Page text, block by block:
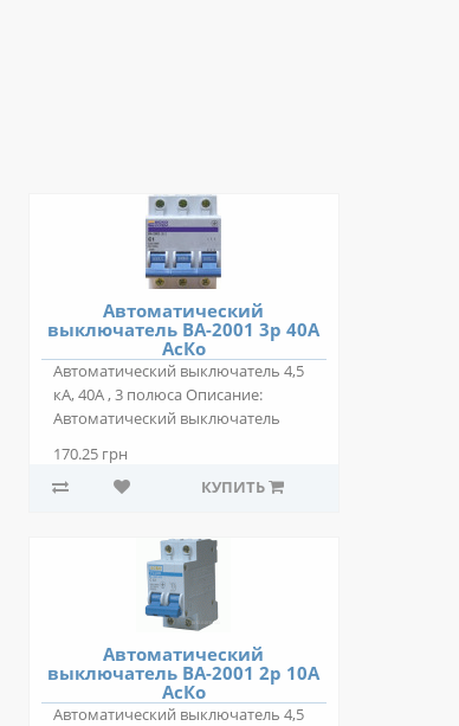
Автоматический
выключатель ВА-2001 3р 40А
АсКо
Автоматический выключатель 4,5
кА, 40А , 3 полюса Описание:
Автоматический выключатель
170.25 грн
КУПИТЬ
Автоматический
выключатель ВА-2001 2р 10А
АсКо
Автоматический выключатель 4,5